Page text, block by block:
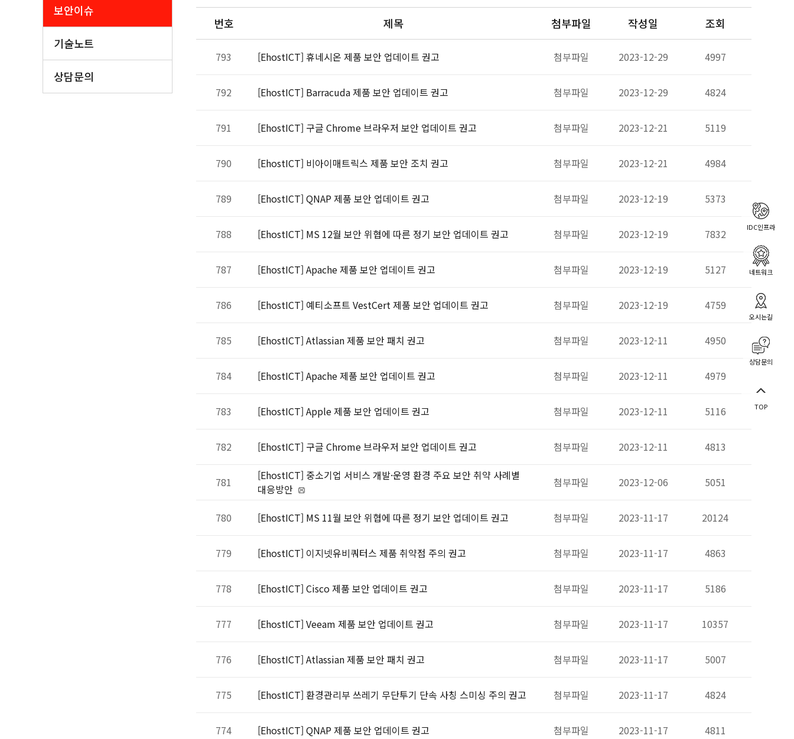
보안이슈
기술노트
상담문의
번호 제목 첨부파일 작성일 조회
793 [EhostICT] 휴네시온 제품 보안 업데이트 권고 첨부파일 2023-12-29 4997
792 [EhostICT] Barracuda 제품 보안 업데이트 권고 첨부파일 2023-12-29 4824
791 [EhostICT] 구글 Chrome 브라우저 보안 업데이트 권고 첨부파일 2023-12-21 5119
790 [EhostICT] 비아이매트릭스 제품 보안 조치 권고 첨부파일 2023-12-21 4984
789 [EhostICT] QNAP 제품 보안 업데이트 권고 첨부파일 2023-12-19 5373
788 [EhostICT] MS 12월 보안 위협에 따른 정기 보안 업데이트 권고 첨부파일 2023-12-19 7832
787 [EhostICT] Apache 제품 보안 업데이트 권고 첨부파일 2023-12-19 5127
786 [EhostICT] 예티소프트 VestCert 제품 보안 업데이트 권고 첨부파일 2023-12-19 4759
785 [EhostICT] Atlassian 제품 보안 패치 권고 첨부파일 2023-12-11 4950
784 [EhostICT] Apache 제품 보안 업데이트 권고 첨부파일 2023-12-11 4979
783 [EhostICT] Apple 제품 보안 업데이트 권고 첨부파일 2023-12-11 5116
782 [EhostICT] 구글 Chrome 브라우저 보안 업데이트 권고 첨부파일 2023-12-11 4813
781
[EhostICT] 중소기업 서비스 개발·운영 환경 주요 보안 취약 사례별
대응방안
첨부파일 2023-12-06 5051
780 [EhostICT] MS 11월 보안 위협에 따른 정기 보안 업데이트 권고 첨부파일 2023-11-17 20124
779 [EhostICT] 이지넷유비쿼터스 제품 취약점 주의 권고 첨부파일 2023-11-17 4863
778 [EhostICT] Cisco 제품 보안 업데이트 권고 첨부파일 2023-11-17 5186
777 [EhostICT] Veeam 제품 보안 업데이트 권고 첨부파일 2023-11-17 10357
776 [EhostICT] Atlassian 제품 보안 패치 권고 첨부파일 2023-11-17 5007
775 [EhostICT] 환경관리부 쓰레기 무단투기 단속 사칭 스미싱 주의 권고 첨부파일 2023-11-17 4824
774 [EhostICT] QNAP 제품 보안 업데이트 권고 첨부파일 2023-11-17 4811
IDC인프라
네트워크
오시는길
상담문의
TOP